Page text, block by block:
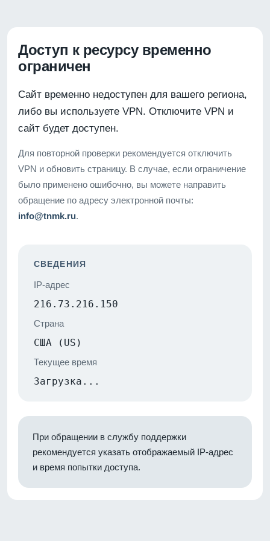
Доступ к ресурсу временно
ограничен
Сайт временно недоступен для вашего региона,
либо вы используете VPN. Отключите VPN и
сайт будет доступен.
Для повторной проверки рекомендуется отключить
VPN и обновить страницу. В случае, если ограничение
было применено ошибочно, вы можете направить
обращение по адресу электронной почты:
info@tnmk.ru.
СВЕДЕНИЯ
IP-адрес
216.73.216.150
Страна
США (US)
Текущее время
Загрузка...
При обращении в службу поддержки
рекомендуется указать отображаемый IP-адрес
и время попытки доступа.